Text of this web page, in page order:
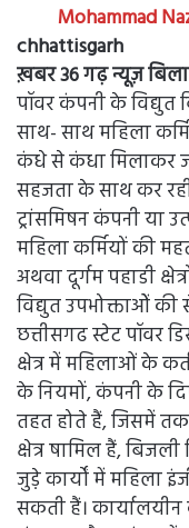
Mohammad
chhattisgarh
ख़बर 36 गढ़ न्यूज़
पॉवर कंपनी के विद्युत
साथ- साथ महिला
कंधे से कंधा मिलाकर
सहजता के साथ कर रही
ट्रांसमिषन कंपनी या
महिला कर्मियों की
अथवा दूर्गम पहाडी
विद्युत उपभोक्ताओें की
छत्तीसगढ स्टेट पॉवर
क्षेत्र में महिलाओं के
के नियमों, कंपनी के
तहत होते हैं, जिसमें
क्षेत्र षामिल हैं,
जुडे़ कार्यों में महिला
सकती हैं। कार्यालयीन